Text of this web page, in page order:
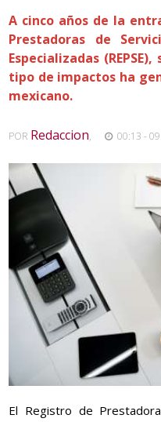
A cinco años de la
Prestadoras de
Especializadas
tipo de impactos ha
mexicano.
POR Redaccion, 00:13 -
El Registro de